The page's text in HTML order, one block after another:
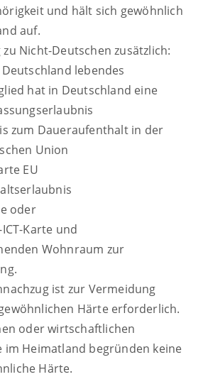
und hält sich gewöhnlich
auf.
zu Nicht-Deutschen zusätzlich:
lebendes
hat in Deutschland eine
zum Daueraufenthalt in der
Union
EU
oder
Karte und
Wohnraum zur
ist zur Vermeidung
Härte erforderlich.
oder wirtschaftlichen
im Heimatland begründen keine
Härte.